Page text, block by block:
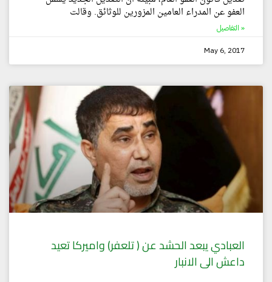
العفو عن المدراء العامين المزورين للوثائق. وقالت
التفاصيل »
May 6, 2017
العبادي يبعد الحشد عن ( تلعفر) واميركا تعيد
داعش الى الانبار